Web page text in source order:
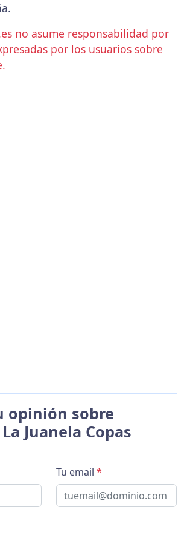
no asume responsabilidad por
por los usuarios sobre
opinión sobre
Juanela Copas
Tu email *